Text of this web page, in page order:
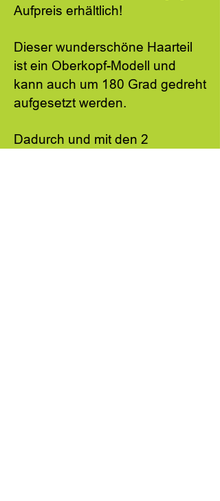
Aufpreis erhältlich!
Dieser wunderschöne Haarteil
ist ein Oberkopf-Modell und
kann auch um 180 Grad gedreht
aufgesetzt werden.
Dadurch und mit den 2